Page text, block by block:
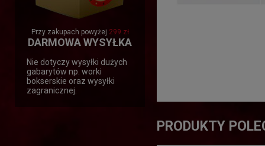
Przy zakupach powyżej 299 zł
DARMOWA WYSYŁKA
Nie dotyczy wysyłki dużych
gabarytów np. worki
bokserskie oraz wysyłki
zagranicznej.
PRODUKTY